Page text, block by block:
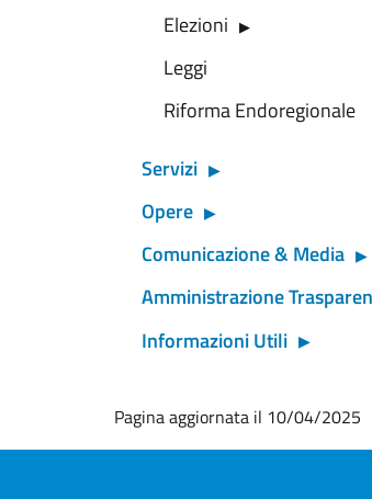
Elezioni
Leggi
Riforma Endoregionale
Servizi
Opere
Comunicazione & Media
Amministrazione
Informazioni Utili
Pagina aggiornata il 10/04/2025